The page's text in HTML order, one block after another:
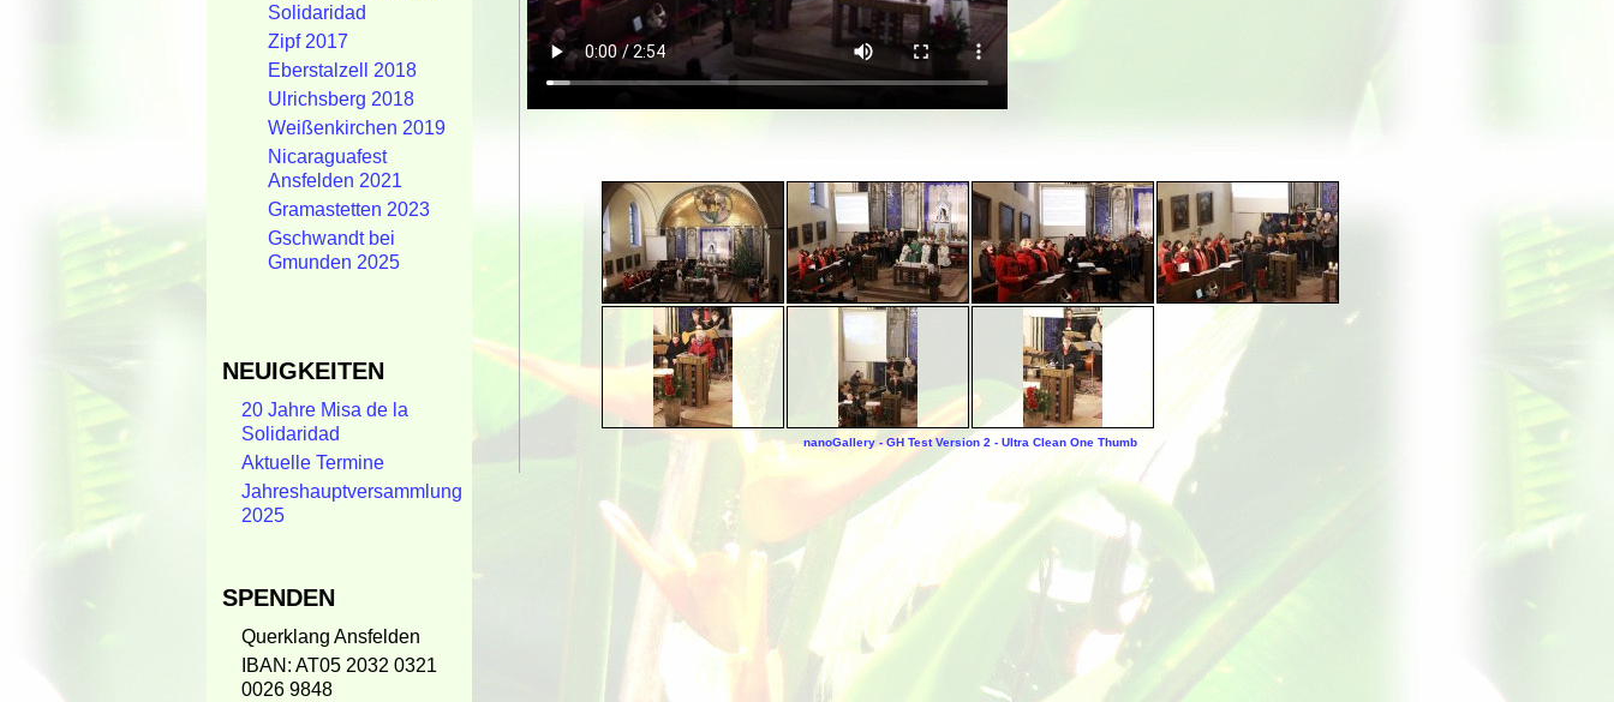
nanoGallery - GH Test Version 2 - Ultra Clean One Thumb
Solidaridad
Zipf 2017
Eberstalzell 2018
Ulrichsberg 2018
Weißenkirchen 2019
Nicaraguafest
Ansfelden 2021
Gramastetten 2023
Gschwandt bei
Gmunden 2025
NEUIGKEITEN
20 Jahre Misa de la
Solidaridad
Aktuelle Termine
Jahreshauptversammlung
2025
SPENDEN
Querklang Ansfelden
IBAN: AT05 2032 0321
0026 9848